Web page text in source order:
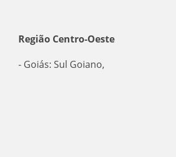
Região Centro-Oeste
- Goiás: Sul Goiano,